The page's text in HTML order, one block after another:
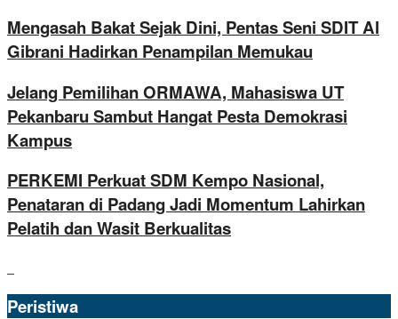
Mengasah Bakat Sejak Dini, Pentas Seni SDIT Al
Gibrani Hadirkan Penampilan Memukau
Jelang Pemilihan ORMAWA, Mahasiswa UT
Pekanbaru Sambut Hangat Pesta Demokrasi
Kampus
PERKEMI Perkuat SDM Kempo Nasional,
Penataran di Padang Jadi Momentum Lahirkan
Pelatih dan Wasit Berkualitas
Peristiwa